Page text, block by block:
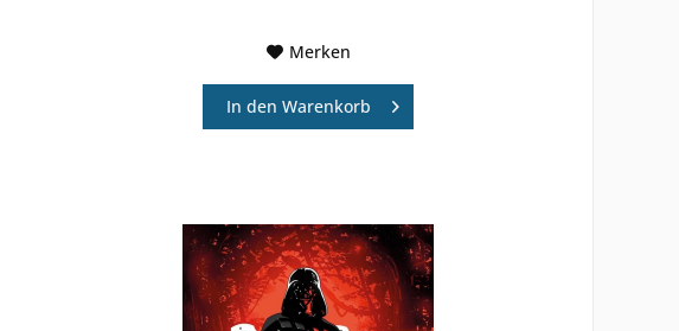
Merken
In den Warenkorb